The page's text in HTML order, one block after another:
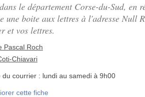
le département Corse-du-Sud,
une boite aux lettres à l'adresse Null
et vos lettres.
Pascal Roch
Chiavari
du courrier : lundi au samedi à 9h00
cette fiche